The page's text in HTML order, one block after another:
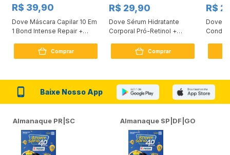
R$ 39,90
Dove Máscara Capilar 10 Em
1 Bond Intense Repair +
Comprar
R$ 29,90
Dove Sérum Hidratante
Corporal Pró-Retinol +
Comprar
R$
Dove
Baixe Nosso App
Almanaque PR|SC Almanaque SP|DF|GO